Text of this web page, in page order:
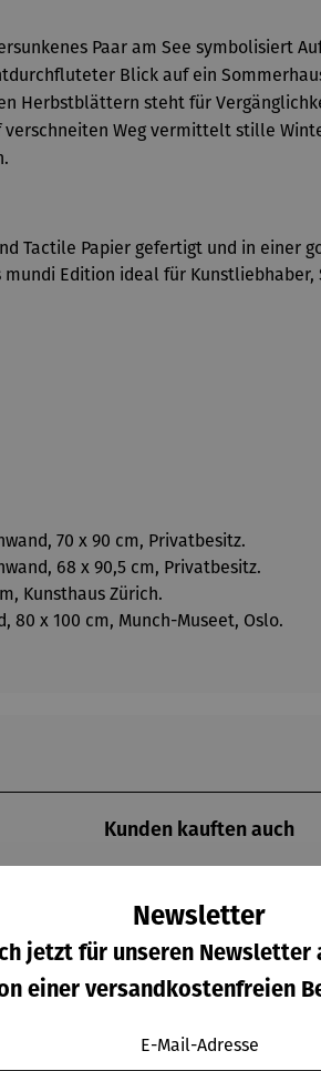
Paar am See symbolisiert
Blick auf ein
Herbstblättern steht für
verschneiten Weg vermittelt stille
Tactile Papier gefertigt und in einer
Edition ideal für
70 x 90 cm, Privatbesitz.
68 x 90,5 cm, Privatbesitz.
Kunsthaus Zürich.
80 x 100 cm, Munch-Museet, Oslo.
Kunden kauften auch
Newsletter
jetzt für unseren Newsletter
einer versandkostenfreien
E-Mail-Adresse